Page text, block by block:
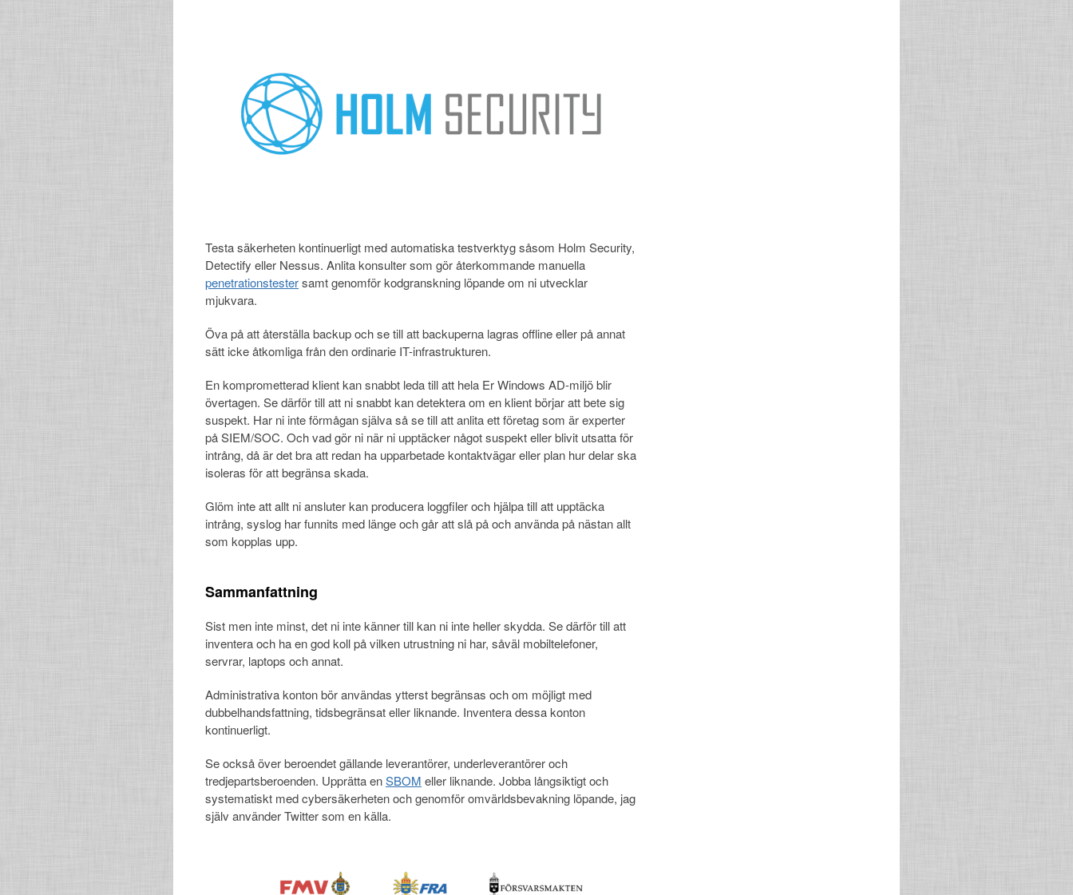
Testa säkerheten kontinuerligt med automatiska testverktyg såsom Holm Security,
Detectify eller Nessus. Anlita konsulter som gör återkommande manuella
penetrationstestersamt genomför kodgranskning löpande om ni utvecklar
mjukvara.
Öva på att återställa backup och se till att backuperna lagras offline eller på annat
sätt icke åtkomliga från den ordinarie IT-infrastrukturen.
En komprometterad klient kan snabbt leda till att hela Er Windows AD-miljö blir
övertagen. Se därför till att ni snabbt kan detektera om en klient börjar att bete sig
suspekt. Har ni inte förmågan själva så se till att anlita ett företag som är experter
på SIEM/SOC. Och vad gör ni när ni upptäcker något suspekt eller blivit utsatta för
intrång, då är det bra att redan ha upparbetade kontaktvägar eller plan hur delar ska
isoleras för att begränsa skada.
Glöm inte att allt ni ansluter kan producera loggfiler och hjälpa till att upptäcka
intrång, syslog har funnits med länge och går att slå på och använda på nästan allt
som kopplas upp.
Sammanfattning
Sist men inte minst, det ni inte känner till kan ni inte heller skydda. Se därför till att
inventera och ha en god koll på vilken utrustning ni har, såväl mobiltelefoner,
servrar, laptops och annat.
Administrativa konton bör användas ytterst begränsas och om möjligt med
dubbelhandsfattning, tidsbegränsat eller liknande. Inventera dessa konton
kontinuerligt.
Se också över beroendet gällande leverantörer, underleverantörer och
tredjepartsberoenden. Upprätta enSBOM eller liknande. Jobba långsiktigt och
systematiskt med cybersäkerheten och genomför omvärldsbevakning löpande, jag
själv använder Twitter som en källa.